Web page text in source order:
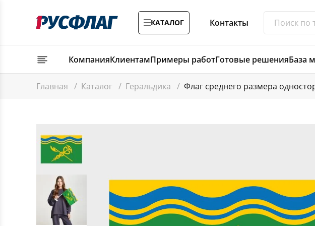
КАТАЛОГ Контакты
КомпанияКлиентамПримеры работГотовые решенияБаза
Главная / Каталог / Геральдика / Флаг среднего размера